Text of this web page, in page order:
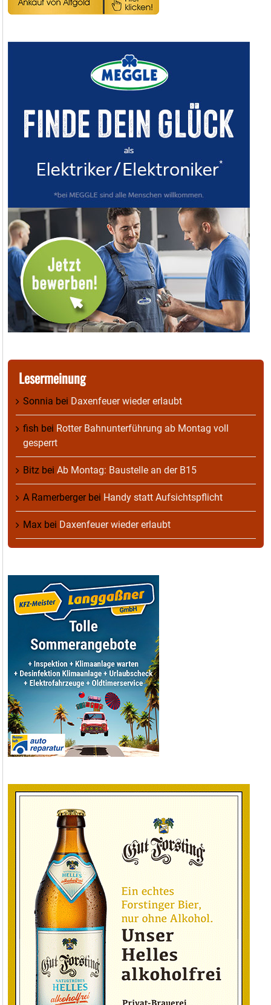
Lesermeinung
Sonnia bei Daxenfeuer wieder erlaubt
fish bei Rotter Bahnunterführung ab Montag voll
gesperrt
Bitz bei Ab Montag: Baustelle an der B15
A Ramerbergerbei Handy statt Aufsichtspflicht
Max bei Daxenfeuer wieder erlaubt